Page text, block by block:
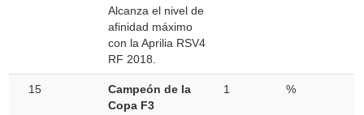
Alcanza el nivel de
afinidad máximo
con la Aprilia RSV4
RF 2018.
15
Campeón de la
Copa F3
1 %